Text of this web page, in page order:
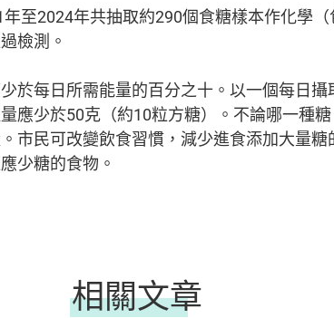
至2024年共抽取約290個食糖樣本作化學（
檢測。
於每日所需能量的百分之十。以一個每日
應少於50克（約10粒方糖）。不論哪一種
市民可改變飲食習慣，減少進食添加大量
少糖的食物。
相關文章